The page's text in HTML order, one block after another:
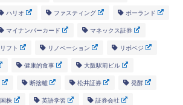
ハリオ ファスティング ポーランド
マイナンバーカード マネックス証券
フト リノベーション リボベジ
健康的食事 大阪駅前ビル
断捨離 松井証券 発酵
株 英語学習 証券会社